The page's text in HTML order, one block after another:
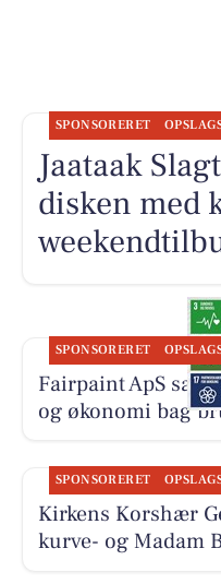
SPONSORERET
Jaataak
disken med
SPONSORERET
Fairpaint ApS
og økonomi bag
SPONSORERET
Kirkens Korshær
kurve- og Madam